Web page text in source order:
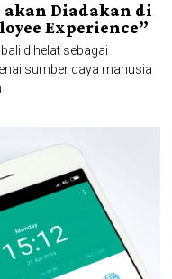
akan Diadakan di
Experience”
dihelat sebagai
sumber daya manusia